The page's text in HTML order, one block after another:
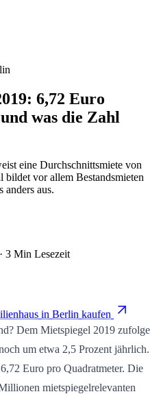
6,72 Euro
was die Zahl
eine Durchschnittsmiete von
vor allem Bestandsmieten
anders aus.
· 3 Min Lesezeit
in Berlin kaufen
Dem Mietspiegel 2019 zufolge
um etwa 2,5 Prozent jährlich.
Euro pro Quadratmeter. Die
mietspiegelrelevanten